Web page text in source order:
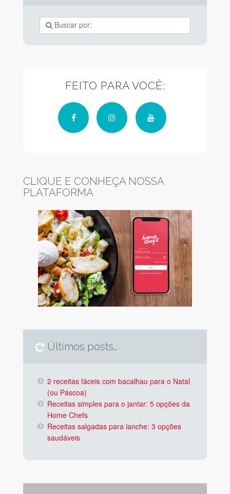
FEITO PARA VOCÊ:
CLIQUE E CONHEÇA NOSSA
PLATAFORMA
Últimos posts…
2 receitas fáceis com bacalhau para o Natal
(ou Páscoa)
Receitas simples para o jantar: 5 opções da
Home Chefs
Receitas salgadas para lanche: 3 opções
saudáveis